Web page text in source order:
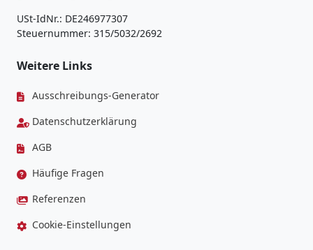
USt-IdNr.: DE246977307
Steuernummer: 315/5032/2692
Weitere Links
Ausschreibungs-Generator
Datenschutzerklärung
AGB
Häufige Fragen
Referenzen
Cookie-Einstellungen